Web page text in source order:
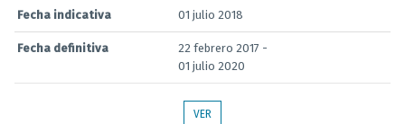
Fecha indicativa 01 julio 2018
Fecha definitiva
22 febrero 2017 -
01 julio 2020
VER